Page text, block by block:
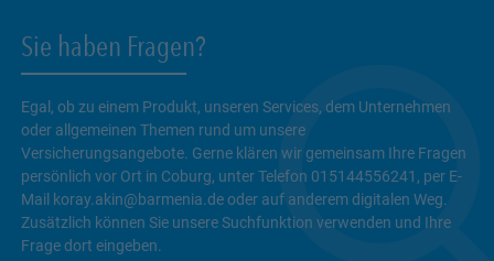
Sie haben Fragen?
Egal, ob zu einem Produkt, unseren Services, dem Unternehmen
oder allgemeinen Themen rund um unsere
Versicherungsangebote. Gerne klären wir gemeinsam Ihre Fragen
persönlich vor Ort in Coburg, unter Telefon 015144556241, per E-
Mail koray.akin@barmenia.de oder auf anderem digitalen Weg.
Zusätzlich können Sie unsere Suchfunktion verwenden und Ihre
Frage dort eingeben.